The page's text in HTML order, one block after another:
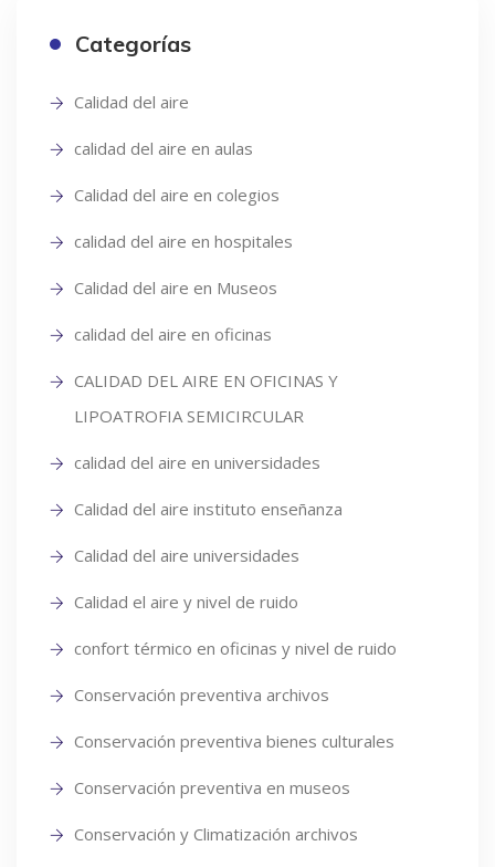
Categorías
Calidad del aire
calidad del aire en aulas
Calidad del aire en colegios
calidad del aire en hospitales
Calidad del aire en Museos
calidad del aire en oficinas
CALIDAD DEL AIRE EN OFICINAS Y
LIPOATROFIA SEMICIRCULAR
calidad del aire en universidades
Calidad del aire instituto enseñanza
Calidad del aire universidades
Calidad el aire y nivel de ruido
confort térmico en oficinas y nivel de ruido
Conservación preventiva archivos
Conservación preventiva bienes culturales
Conservación preventiva en museos
Conservación y Climatización archivos